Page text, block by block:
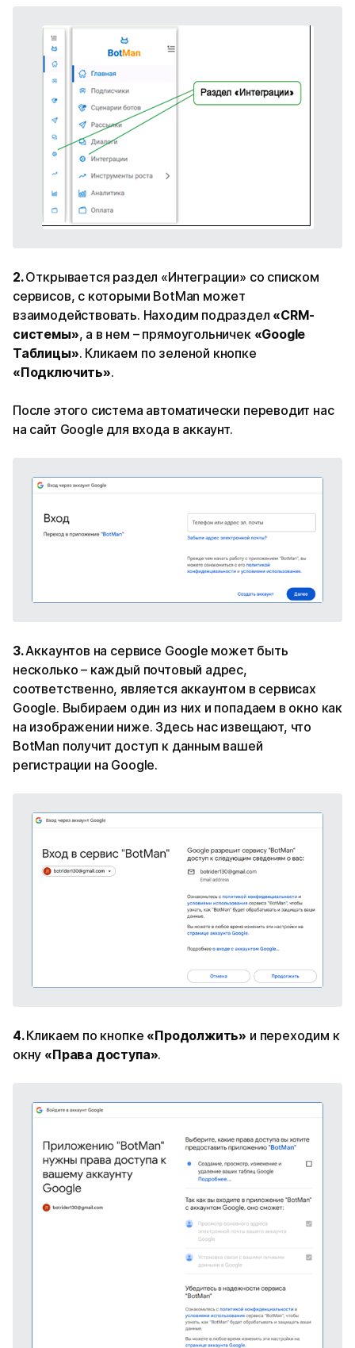
2.Открывается раздел «Интеграции» со списком
сервисов, с которыми BotMan может
взаимодействовать. Находим подраздел «CRM-
системы», а в нем – прямоугольничек «Google
Таблицы». Кликаем по зеленой кнопке
«Подключить».
После этого система автоматически переводит нас
на сайт Google для входа в аккаунт.
3.Аккаунтов на сервисе Google может быть
несколько – каждый почтовый адрес,
соответственно, является аккаунтом в сервисах
Google. Выбираем один из них и попадаем в окно как
на изображении ниже. Здесь нас извещают, что
BotMan получит доступ к данным вашей
регистрации на Google.
4.Кликаем по кнопке «Продолжить» и переходим к
окну «Права доступа».